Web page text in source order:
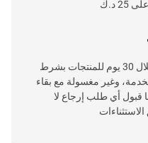
د.ك
خدمة إرجاع سهلة وسريعة خلال 30 يوم للمنتجات بشرط
وغير مغسولة مع بقاء
قبول أي طلب إرجاع لا